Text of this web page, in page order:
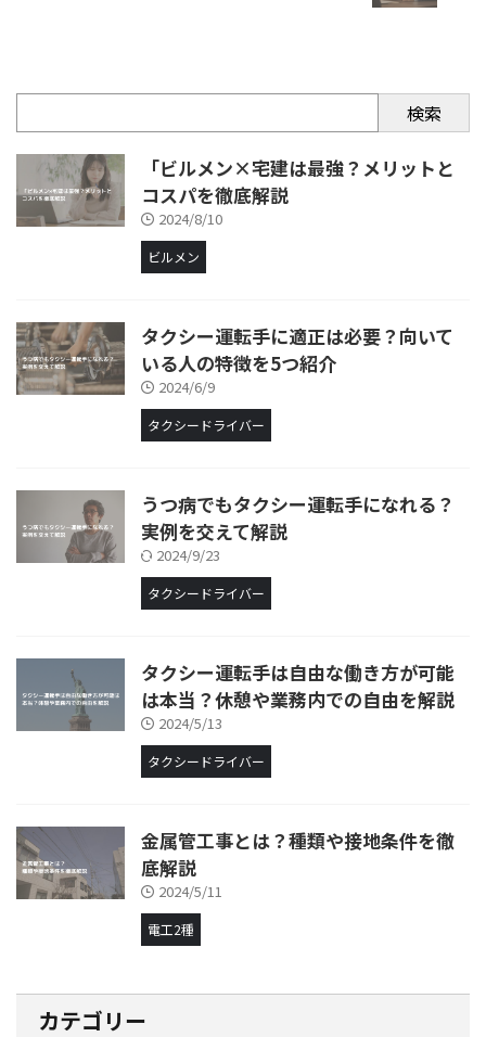
検索
「ビルメン×宅建は最強？メリットと
コスパを徹底解説
2024/8/10
ビルメン
タクシー運転手に適正は必要？向いて
いる人の特徴を5つ紹介
2024/6/9
タクシードライバー
うつ病でもタクシー運転手になれる？
実例を交えて解説
2024/9/23
タクシードライバー
タクシー運転手は自由な働き方が可能
は本当？休憩や業務内での自由を解説
2024/5/13
タクシードライバー
金属管工事とは？種類や接地条件を徹
底解説
2024/5/11
電工2種
カテゴリー